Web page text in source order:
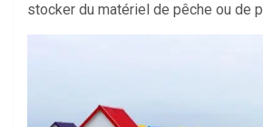
stocker du matériel de pêche ou de